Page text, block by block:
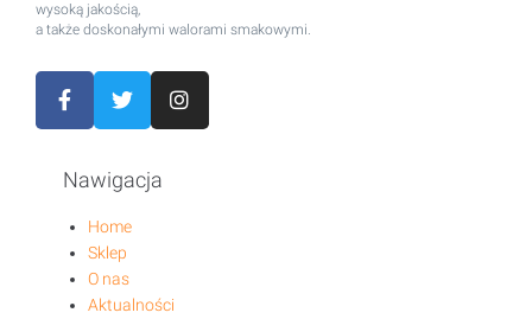
wysoką jakością,
a także doskonałymi walorami smakowymi.
Nawigacja
Home
Sklep
O nas
Aktualności